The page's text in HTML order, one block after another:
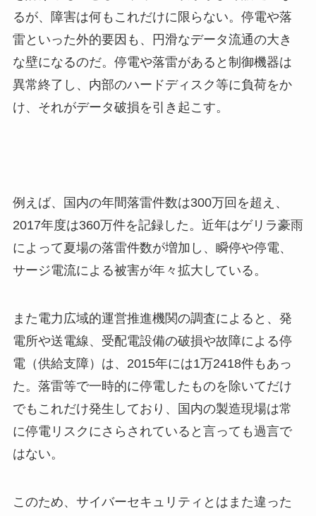
るが、障害は何もこれだけに限らない。停電や落
雷といった外的要因も、円滑なデータ流通の大き
な壁になるのだ。停電や落雷があると制御機器は
異常終了し、内部のハードディスク等に負荷をか
け、それがデータ破損を引き起こす。
例えば、国内の年間落雷件数は300万回を超え、
2017年度は360万件を記録した。近年はゲリラ豪雨
によって夏場の落雷件数が増加し、瞬停や停電、
サージ電流による被害が年々拡大している。
また電力広域的運営推進機関の調査によると、発
電所や送電線、受配電設備の破損や故障による停
電（供給支障）は、2015年には1万2418件もあっ
た。落雷等で一時的に停電したものを除いてだけ
でもこれだけ発生しており、国内の製造現場は常
に停電リスクにさらされていると言っても過言で
はない。
このため、サイバーセキュリティとはまた違った